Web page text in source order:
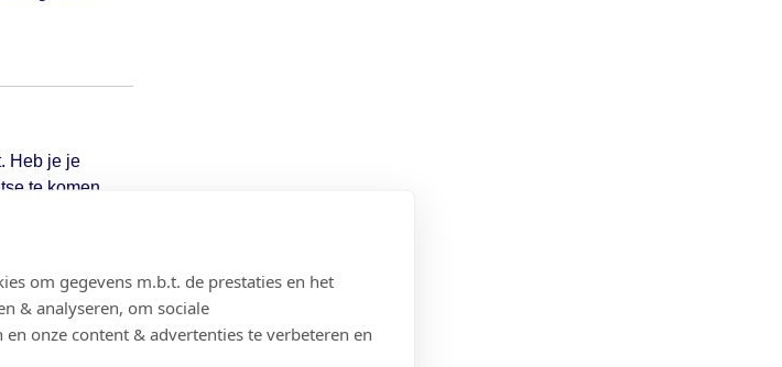
om gegevens m.b.t. de prestaties en het
& analyseren, om sociale
onze content & advertenties te verbeteren en
Heb je je
te komen
toe